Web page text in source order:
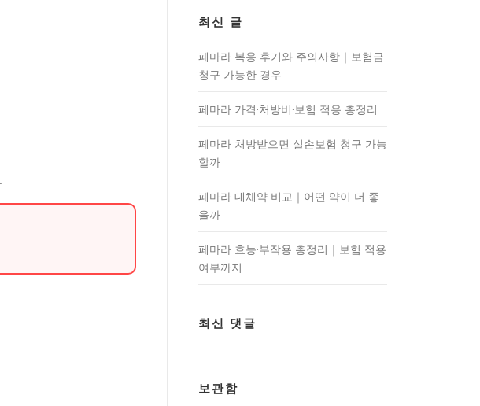
최신 글
페마라 복용 후기와 주의사항｜보험금
청구 가능한 경우
페마라 가격·처방비·보험 적용 총정리
페마라 처방받으면 실손보험 청구 가능
할까
페마라 대체약 비교｜어떤 약이 더 좋
을까
페마라 효능·부작용 총정리｜보험 적용
여부까지
최신 댓글
보관함